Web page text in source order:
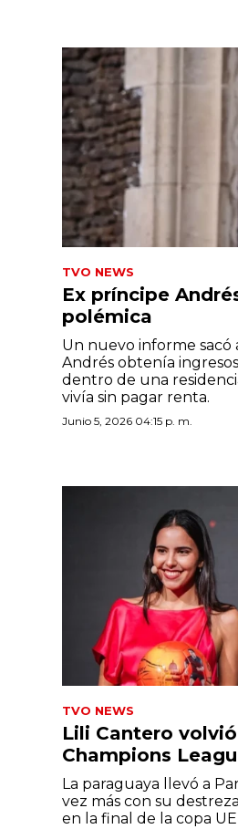
TVO NEWS
Ex príncipe
polémica
Un nuevo informe
Andrés obtenía
dentro de una
vivía sin pagar renta.
Junio 5, 2026 04:15 p. m.
TVO NEWS
Lili Cantero
Champions
La paraguaya llevó a
vez más con su
en la final de la copa